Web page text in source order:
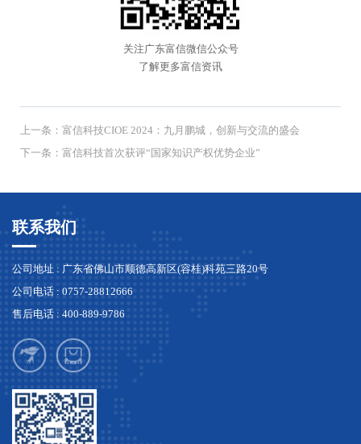
关注广东富信微信公众号
了解更多富信资讯
上一条： 富信科技CIOE 2024：九月鹏城，创新与交流的盛会
下一条： 富信科技首次获评“国家知识产权优势企业”
联系我们
公司地址 : 广东省佛山市顺德高新区(容桂)科苑三路20号
公司电话 : 0757-28812666
售后电话 : 400-889-9786